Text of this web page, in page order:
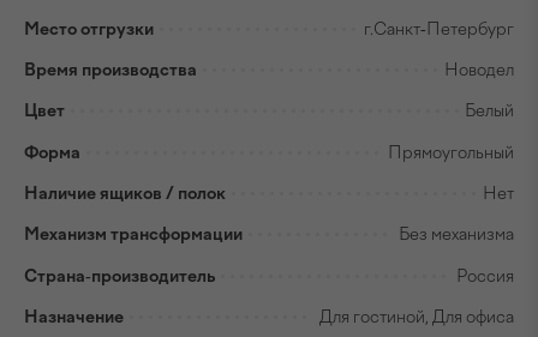
Место отгрузки г.Санкт-Петербург
Время производства Новодел
Цвет Белый
Форма Прямоугольный
Наличие ящиков / полок Нет
Механизм трансформации Без механизма
Страна-производитель Россия
Назначение Для гостиной, Для офиса